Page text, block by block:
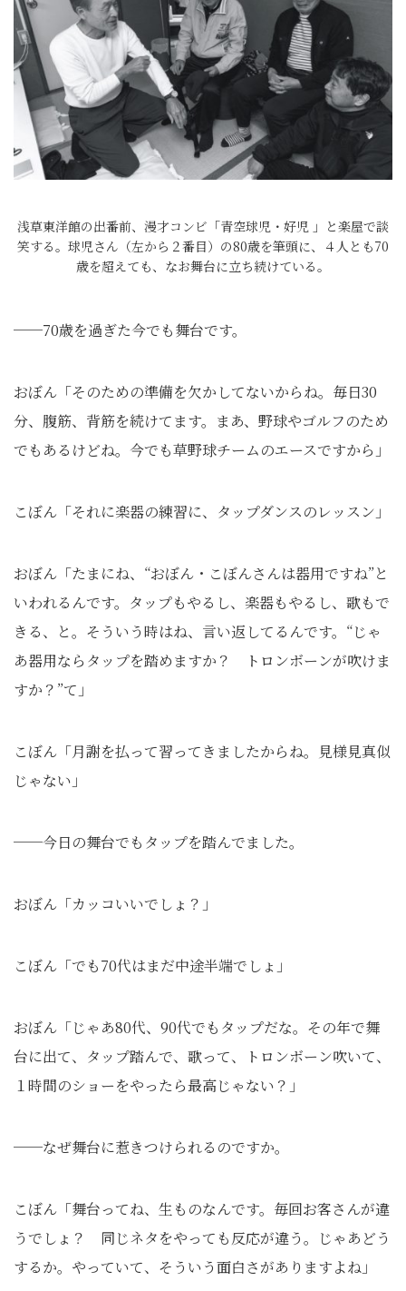
浅草東洋館の出番前、漫才コンビ「青空球児・好児 」と楽屋で談
笑する。球児さん（左から２番目）の80歳を筆頭に、４人とも70
歳を超えても、なお舞台に立ち続けている。
──70歳を過ぎた今でも舞台です。
おぼん「そのための準備を欠かしてないからね。毎日30
分、腹筋、背筋を続けてます。まあ、野球やゴルフのため
でもあるけどね。今でも草野球チームのエースですから」
こぼん「それに楽器の練習に、タップダンスのレッスン」
おぼん「たまにね、“おぼん・こぼんさんは器用ですね”と
いわれるんです。タップもやるし、楽器もやるし、歌もで
きる、と。そういう時はね、言い返してるんです。“じゃ
あ器用ならタップを踏めますか？ トロンボーンが吹けま
すか？”て」
こぼん「月謝を払って習ってきましたからね。見様見真似
じゃない」
──今日の舞台でもタップを踏んでました。
おぼん「カッコいいでしょ？」
こぼん「でも70代はまだ中途半端でしょ」
おぼん「じゃあ80代、90代でもタップだな。その年で舞
台に出て、タップ踏んで、歌って、トロンボーン吹いて、
１時間のショーをやったら最高じゃない？」
──なぜ舞台に惹きつけられるのですか。
こぼん「舞台ってね、生ものなんです。毎回お客さんが違
うでしょ？ 同じネタをやっても反応が違う。じゃあどう
するか。やっていて、そういう面白さがありますよね」